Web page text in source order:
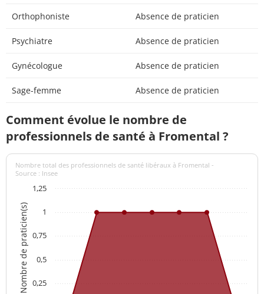
Orthophoniste Absence de praticien
Psychiatre Absence de praticien
Gynécologue Absence de praticien
Sage-femme Absence de praticien
Comment évolue le nombre de
professionnels de santé à Fromental ?
Nombre de praticien(s)
Nombre total des professionnels de santé libéraux à Fromental -
Source : Insee
0,25
0,5
0,75
1
1,25